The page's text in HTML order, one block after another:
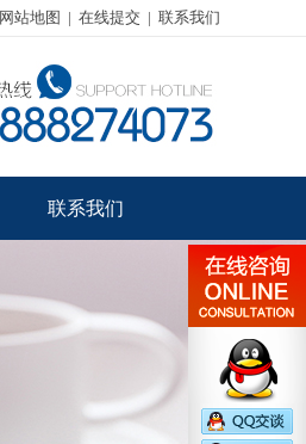
网站地图 | 在线提交 | 联系我们
联系我们